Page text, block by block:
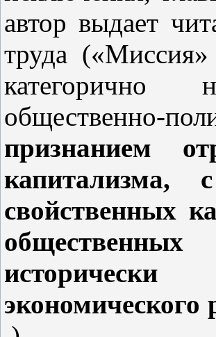
автор выдает
труда
категорично
признанием
капитализма,
свойственных
экономического